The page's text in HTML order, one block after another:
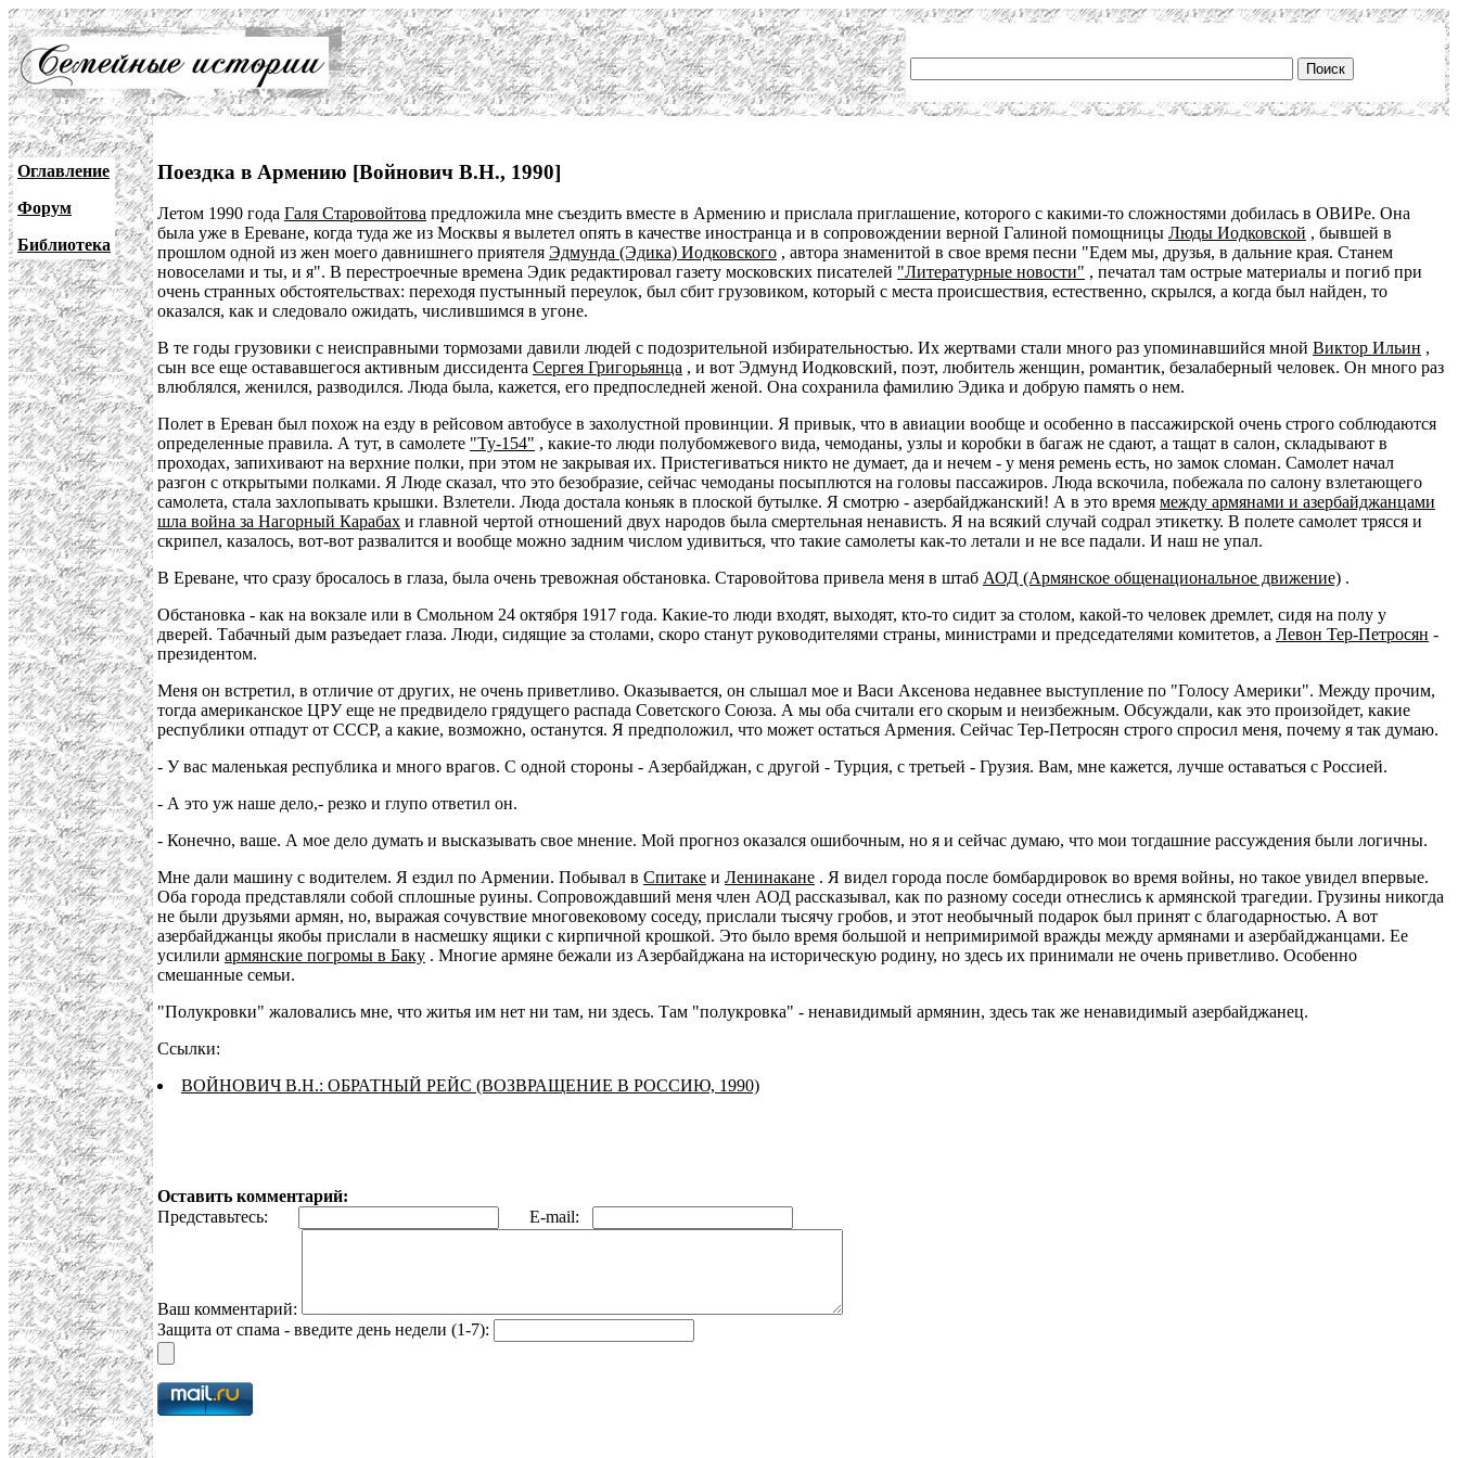
Оглавление
Форум
Библиотека
Поездка в Армению [Войнович В.Н., 1990]
Летом 1990 года Галя Старовойтова предложила мне съездить вместе в Армению и прислала приглашение, которого с какими-то сложностями добилась в ОВИРе. Она
была уже в Ереване, когда туда же из Москвы я вылетел опять в качестве иностранца и в сопровождении верной Галиной помощницы Люды Иодковской , бывшей в
прошлом одной из жен моего давнишнего приятеля Эдмунда (Эдика) Иодковского , автора знаменитой в свое время песни "Едем мы, друзья, в дальние края. Станем
новоселами и ты, и я". В перестроечные времена Эдик редактировал газету московских писателей "Литературные новости" , печатал там острые материалы и погиб при
очень странных обстоятельствах: переходя пустынный переулок, был сбит грузовиком, который с места происшествия, естественно, скрылся, а когда был найден, то
оказался, как и следовало ожидать, числившимся в угоне.
В те годы грузовики с неисправными тормозами давили людей с подозрительной избирательностью. Их жертвами стали много раз упоминавшийся мной Виктор Ильин ,
сын все еще остававшегося активным диссидента Сергея Григорьянца , и вот Эдмунд Иодковский, поэт, любитель женщин, романтик, безалаберный человек. Он много раз
влюблялся, женился, разводился. Люда была, кажется, его предпоследней женой. Она сохранила фамилию Эдика и добрую память о нем.
Полет в Ереван был похож на езду в рейсовом автобусе в захолустной провинции. Я привык, что в авиации вообще и особенно в пассажирской очень строго соблюдаются
определенные правила. А тут, в самолете "Ту-154" , какие-то люди полубомжевого вида, чемоданы, узлы и коробки в багаж не сдают, а тащат в салон, складывают в
проходах, запихивают на верхние полки, при этом не закрывая их. Пристегиваться никто не думает, да и нечем - у меня ремень есть, но замок сломан. Самолет начал
разгон с открытыми полками. Я Люде сказал, что это безобразие, сейчас чемоданы посыплются на головы пассажиров. Люда вскочила, побежала по салону взлетающего
самолета, стала захлопывать крышки. Взлетели. Люда достала коньяк в плоской бутылке. Я смотрю - азербайджанский! А в это время между армянами и азербайджанцами
шла война за Нагорный Карабах и главной чертой отношений двух народов была смертельная ненависть. Я на всякий случай содрал этикетку. В полете самолет трясся и
скрипел, казалось, вот-вот развалится и вообще можно задним числом удивиться, что такие самолеты как-то летали и не все падали. И наш не упал.
В Ереване, что сразу бросалось в глаза, была очень тревожная обстановка. Старовойтова привела меня в штаб АОД (Армянское общенациональное движение) .
Обстановка - как на вокзале или в Смольном 24 октября 1917 года. Какие-то люди входят, выходят, кто-то сидит за столом, какой-то человек дремлет, сидя на полу у
дверей. Табачный дым разъедает глаза. Люди, сидящие за столами, скоро станут руководителями страны, министрами и председателями комитетов, а Левон Тер-Петросян -
президентом.
Меня он встретил, в отличие от других, не очень приветливо. Оказывается, он слышал мое и Васи Аксенова недавнее выступление по "Голосу Америки". Между прочим,
тогда американское ЦРУ еще не предвидело грядущего распада Советского Союза. А мы оба считали его скорым и неизбежным. Обсуждали, как это произойдет, какие
республики отпадут от СССР, а какие, возможно, останутся. Я предположил, что может остаться Армения. Сейчас Тер-Петросян строго спросил меня, почему я так думаю.
- У вас маленькая республика и много врагов. С одной стороны - Азербайджан, с другой - Турция, с третьей - Грузия. Вам, мне кажется, лучше оставаться с Россией.
- А это уж наше дело,- резко и глупо ответил он.
- Конечно, ваше. А мое дело думать и высказывать свое мнение. Мой прогноз оказался ошибочным, но я и сейчас думаю, что мои тогдашние рассуждения были логичны.
Мне дали машину с водителем. Я ездил по Армении. Побывал в Спитаке и Ленинакане . Я видел города после бомбардировок во время войны, но такое увидел впервые.
Оба города представляли собой сплошные руины. Сопровождавший меня член АОД рассказывал, как по разному соседи отнеслись к армянской трагедии. Грузины никогда
не были друзьями армян, но, выражая сочувствие многовековому соседу, прислали тысячу гробов, и этот необычный подарок был принят с благодарностью. А вот
азербайджанцы якобы прислали в насмешку ящики с кирпичной крошкой. Это было время большой и непримиримой вражды между армянами и азербайджанцами. Ее
усилили армянские погромы в Баку . Многие армяне бежали из Азербайджана на историческую родину, но здесь их принимали не очень приветливо. Особенно
смешанные семьи.
"Полукровки" жаловались мне, что житья им нет ни там, ни здесь. Там "полукровка" - ненавидимый армянин, здесь так же ненавидимый азербайджанец.
Ссылки:
ВОЙНОВИЧ В.Н.: ОБРАТНЫЙ РЕЙС (ВОЗВРАЩЕНИЕ В РОССИЮ, 1990)
Оставить комментарий:
Представьтесь:
E-mail:
Ваш комментарий:
Защита от спама - введите день недели (1-7):